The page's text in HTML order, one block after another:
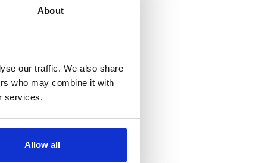
About
our traffic. We also share
who may combine it with
services.
Allow all